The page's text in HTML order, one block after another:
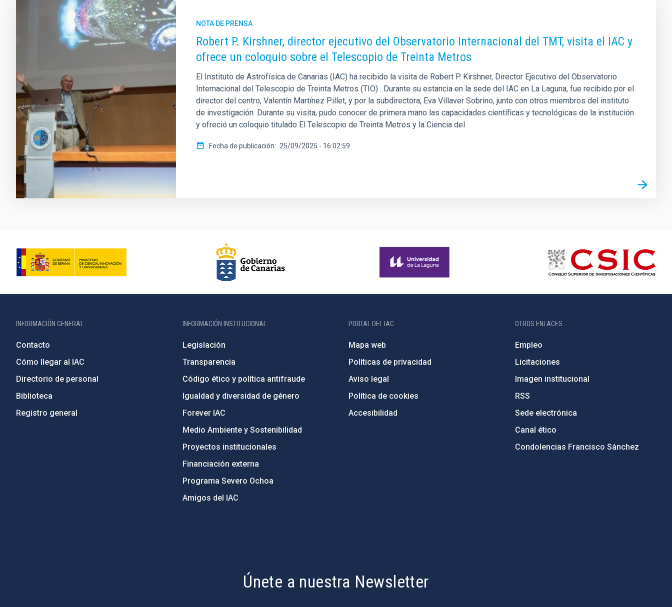
NOTA DE PRENSA
Robert P. Kirshner, director ejecutivo del Observatorio Internacional del TMT, visita el IAC y
ofrece un coloquio sobre el Telescopio de Treinta Metros
El Instituto de Astrofísica de Canarias (IAC) ha recibido la visita de Robert P. Kirshner, Director Ejecutivo del Observatorio
Internacional del Telescopio de Treinta Metros (TIO) . Durante su estancia en la sede del IAC en La Laguna, fue recibido por el
director del centro, Valentín Martínez Pillet, y por la subdirectora, Eva Villaver Sobrino, junto con otros miembros del instituto
de investigación. Durante su visita, pudo conocer de primera mano las capacidades científicas y tecnológicas de la institución
y ofreció un coloquio titulado El Telescopio de Treinta Metros y la Ciencia del
Fecha de publicación 25/09/2025 - 16:02:59
INFORMACIÓN GENERAL
Contacto
Cómo llegar al IAC
Directorio de personal
Biblioteca
Registro general
INFORMACIÓN INSTITUCIONAL
Legislación
Transparencia
Código ético y política antifraude
Igualdad y diversidad de género
Forever IAC
Medio Ambiente y Sostenibilidad
Proyectos institucionales
Financiación externa
Programa Severo Ochoa
Amigos del IAC
PORTAL DEL IAC
Mapa web
Políticas de privacidad
Aviso legal
Política de cookies
Accesibilidad
OTROS ENLACES
Empleo
Licitaciones
Imagen institucional
RSS
Sede electrónica
Canal ético
Condolencias Francisco Sánchez
Únete a nuestra Newsletter